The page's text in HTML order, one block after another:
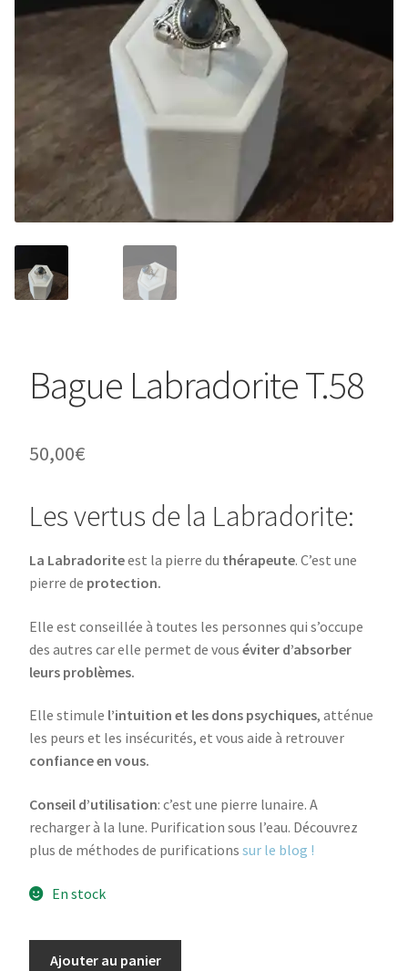
Bague Labradorite T.58
50,00€
Les vertus de la Labradorite:
La Labradoriteest la pierre du thérapeute. C’est une
pierre de protection.
Elle est conseillée à toutes les personnes qui s’occupe
des autres car elle permet de vous éviter d’absorber
leurs problèmes.
Elle stimule l’intuition et les dons psychiques, atténue
les peurs et les insécurités, et vous aide à retrouver
confiance en vous.
Conseil d’utilisation: c’est une pierre lunaire. A
recharger à la lune. Purification sous l’eau. Découvrez
plus de méthodes de purifications sur le blog !
En stock
Ajouter au panier